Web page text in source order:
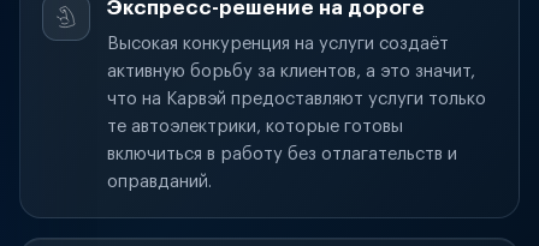
Экспресс-решение на дороге
Высокая конкуренция на услуги создаёт
активную борьбу за клиентов, а это значит,
что на Карвэй предоставляют услуги только
те автоэлектрики, которые готовы
включиться в работу без отлагательств и
оправданий.